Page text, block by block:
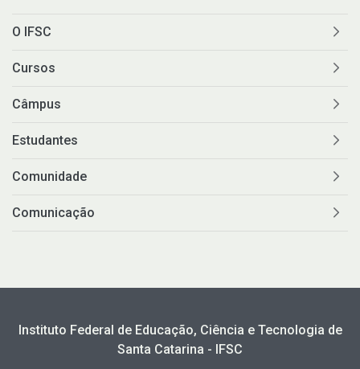
O IFSC
Cursos
Câmpus
Estudantes
Comunidade
Comunicação
Instituto Federal de Educação, Ciência e Tecnologia de
Santa Catarina - IFSC